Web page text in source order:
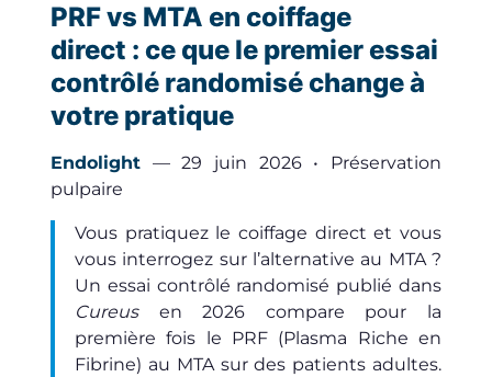
PRF vs MTA en coiffage
direct : ce que le premier essai
contrôlé randomisé change à
votre pratique
Endolight — 29 juin 2026 • Préservation
pulpaire
Vous pratiquez le coiffage direct et vous
vous interrogez sur l’alternative au MTA ?
Un essai contrôlé randomisé publié dans
Cureusen 2026 compare pour la
première fois le PRF (Plasma Riche en
Fibrine) au MTA sur des patients adultes.